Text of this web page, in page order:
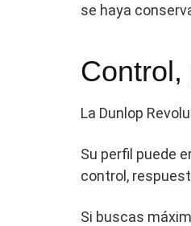
se haya
Control,
La Dunlop
Su perfil puede
control,
Si buscas